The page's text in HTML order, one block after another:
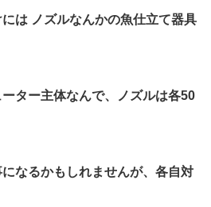
は ノズルなんかの魚仕立て器具
ター主体なんで、ノズルは各50
なるかもしれませんが、各自対